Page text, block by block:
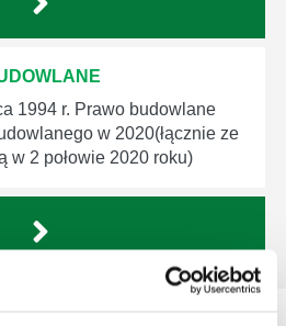
1994 r. Prawo budowlane
w 2020(łącznie ze
w 2 połowie 2020 roku)